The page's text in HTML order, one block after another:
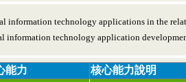
information technology applications in the
information technology application
能力 核心能力說明